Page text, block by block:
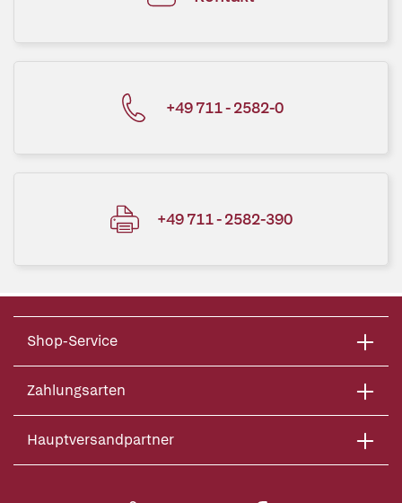
+49 711 - 2582-0
+49 711 - 2582-390
Shop-Service
Zahlungsarten
Hauptversandpartner